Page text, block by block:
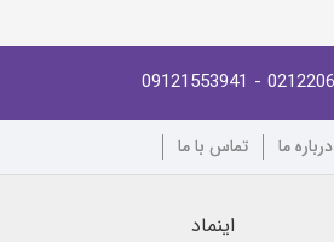
- 09121553941
درباره ما تماس با ما
اینماد